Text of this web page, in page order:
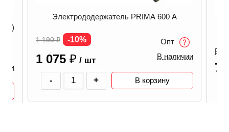
Электрододержатель PRIMА 600 А
1 190₽ -10%
1 075 ₽ / шт
Опт
В наличии
- + В корзину
В